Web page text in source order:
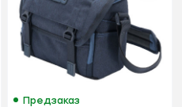
Предзаказ